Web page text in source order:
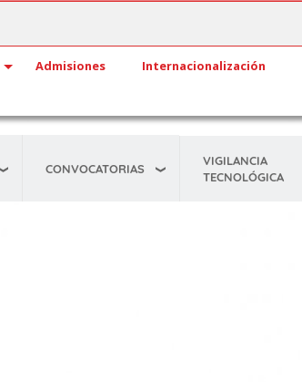
Admisiones Internacionalización
CONVOCATORIAS
VIGILANCIA
TECNOLÓGICA